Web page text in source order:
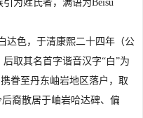
为姓氏者，满语为Beisu
达色，于清康熙二十四年（公
取其名首字谐音汉字“白”为
眷至丹东岫岩地区落户，取
裔散居于岫岩哈达碑、偏